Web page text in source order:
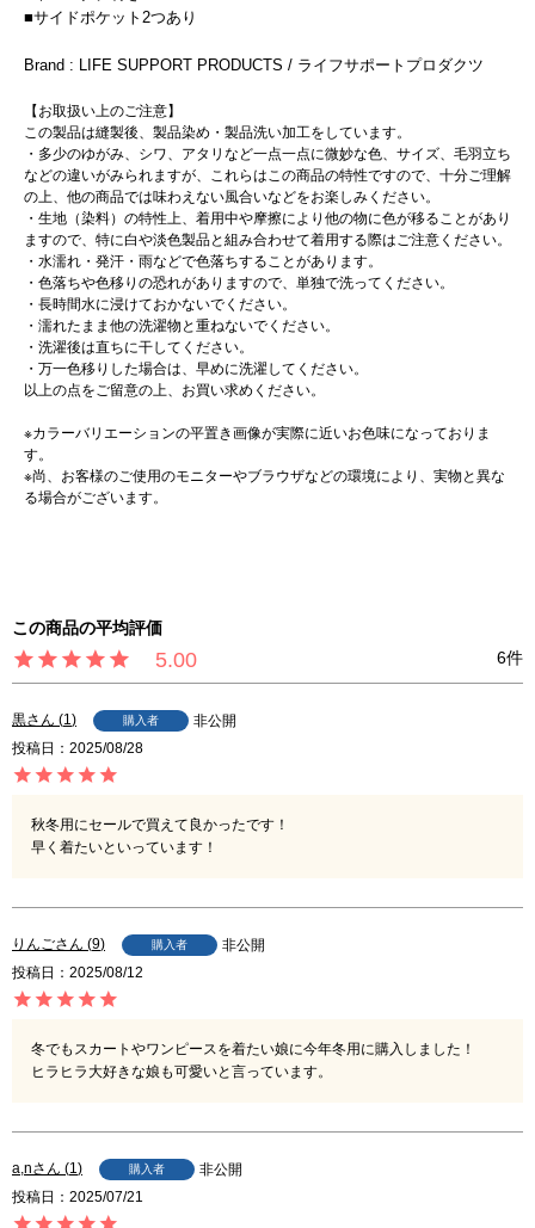
■サイドポケット2つあり
Brand : LIFE SUPPORT PRODUCTS / ライフサポートプロダクツ
【お取扱い上のご注意】
この製品は縫製後、製品染め・製品洗い加工をしています。
・多少のゆがみ、シワ、アタリなど一点一点に微妙な色、サイズ、毛羽立ち
などの違いがみられますが、これらはこの商品の特性ですので、十分ご理解
の上、他の商品では味わえない風合いなどをお楽しみください。
・生地（染料）の特性上、着用中や摩擦により他の物に色が移ることがあり
ますので、特に白や淡色製品と組み合わせて着用する際はご注意ください。
・水濡れ・発汗・雨などで色落ちすることがあります。
・色落ちや色移りの恐れがありますので、単独で洗ってください。
・長時間水に浸けておかないでください。
・濡れたまま他の洗濯物と重ねないでください。
・洗濯後は直ちに干してください。
・万一色移りした場合は、早めに洗濯してください。
以上の点をご留意の上、お買い求めください。
※カラーバリエーションの平置き画像が実際に近いお色味になっておりま
す。
※尚、お客様のご使用のモニターやブラウザなどの環境により、実物と異な
る場合がございます。
5.00 6
黒 1 購入者
非公開
投稿日
2025/08/28
秋冬用にセールで買えて良かったです！
早く着たいといっています！
りんご 9 購入者
非公開
投稿日
2025/08/12
冬でもスカートやワンピースを着たい娘に今年冬用に購入しました！
ヒラヒラ大好きな娘も可愛いと言っています。
a,n 1 購入者
非公開
投稿日
2025/07/21